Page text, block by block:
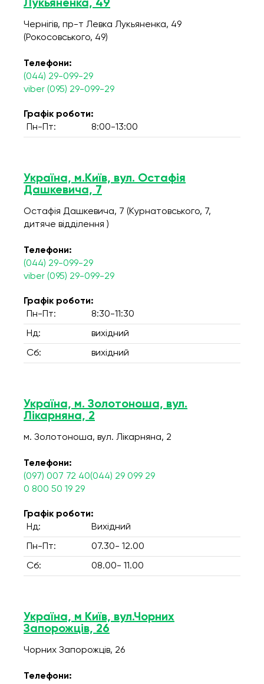
Лукьяненка, 49
Чернігів, пр-т Левка Лукьяненка, 49
(Рокосовського, 49)
Телефони:
(044) 29-099-29
viber (095) 29-099-29
Графік роботи:
Пн-Пт:
8:00-13:00
Україна, м.Київ, вул. Остафія
Дашкевича, 7
Остафія Дашкевича, 7 (Курнатовського, 7,
дитяче відділення )
Телефони:
(044) 29-099-29
viber (095) 29-099-29
Графік роботи:
Пн-Пт:
8:30-11:30
Нд: вихідний
Сб: вихідний
Україна, м. Золотоноша, вул.
Лікарняна, 2
м. Золотоноша, вул. Лікарняна, 2
Телефони:
(097) 007 72 40(044) 29 099 29
0 800 50 19 29
Графік роботи:
Нд:
Вихідний
Пн-Пт: 07.30- 12.00
Сб: 08.00- 11.00
Україна, м Київ, вул.Чорних
Запорожців, 26
Чорних Запорожців, 26
Телефони: